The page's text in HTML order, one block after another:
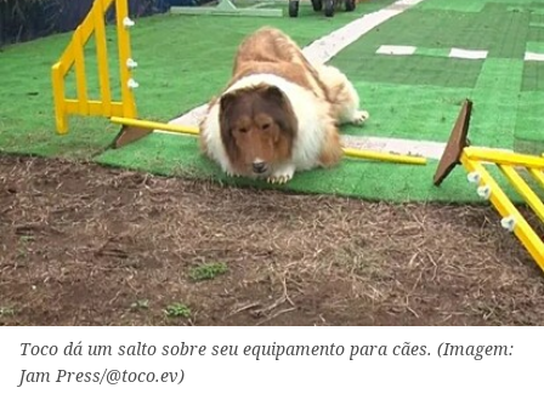
Toco dá um salto sobre seu equipamento para cães. (Imagem:
Jam Press/@toco.ev)